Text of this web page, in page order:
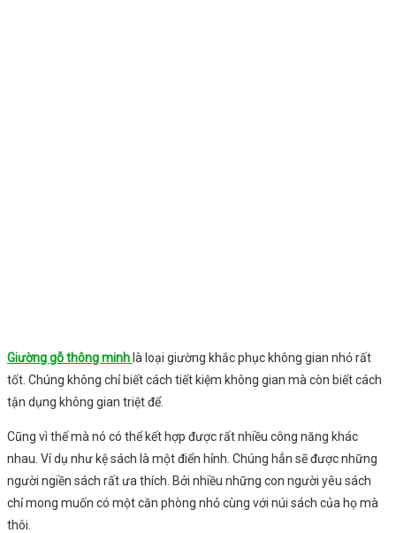
Giường gỗ thông minh là loại giường khắc phục không gian nhỏ rất
tốt. Chúng không chỉ biết cách tiết kiệm không gian mà còn biết cách
tận dụng không gian triệt để.
Cũng vì thế mà nó có thể kết hợp được rất nhiều công năng khác
nhau. Ví dụ như kệ sách là một điển hỉnh. Chúng hẳn sẽ được những
người ngiền sách rất ưa thích. Bởi nhiều những con người yêu sách
chỉ mong muốn có một căn phòng nhỏ cùng với núi sách của họ mà
thôi.